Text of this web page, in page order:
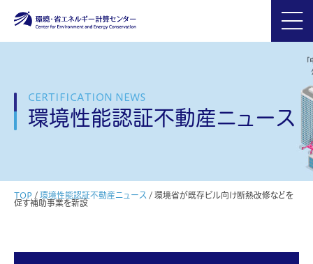
CERTIFICATION NEWS
環境性能認証不動産ニュース
TOP / 環境性能認証不動産ニュース / 環境省が既存ビル向け断熱改修などを
促す補助事業を新設